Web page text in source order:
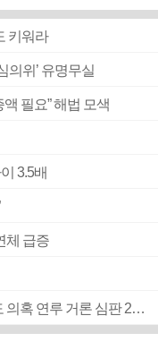
키워라
의위’ 유명무실
필요” 해법 모색
3.5배
체 급증
■ 축구협회 ‘성 접대’ 의혹 일파만파…日도 의혹 연루 거론 심판 2명 조사